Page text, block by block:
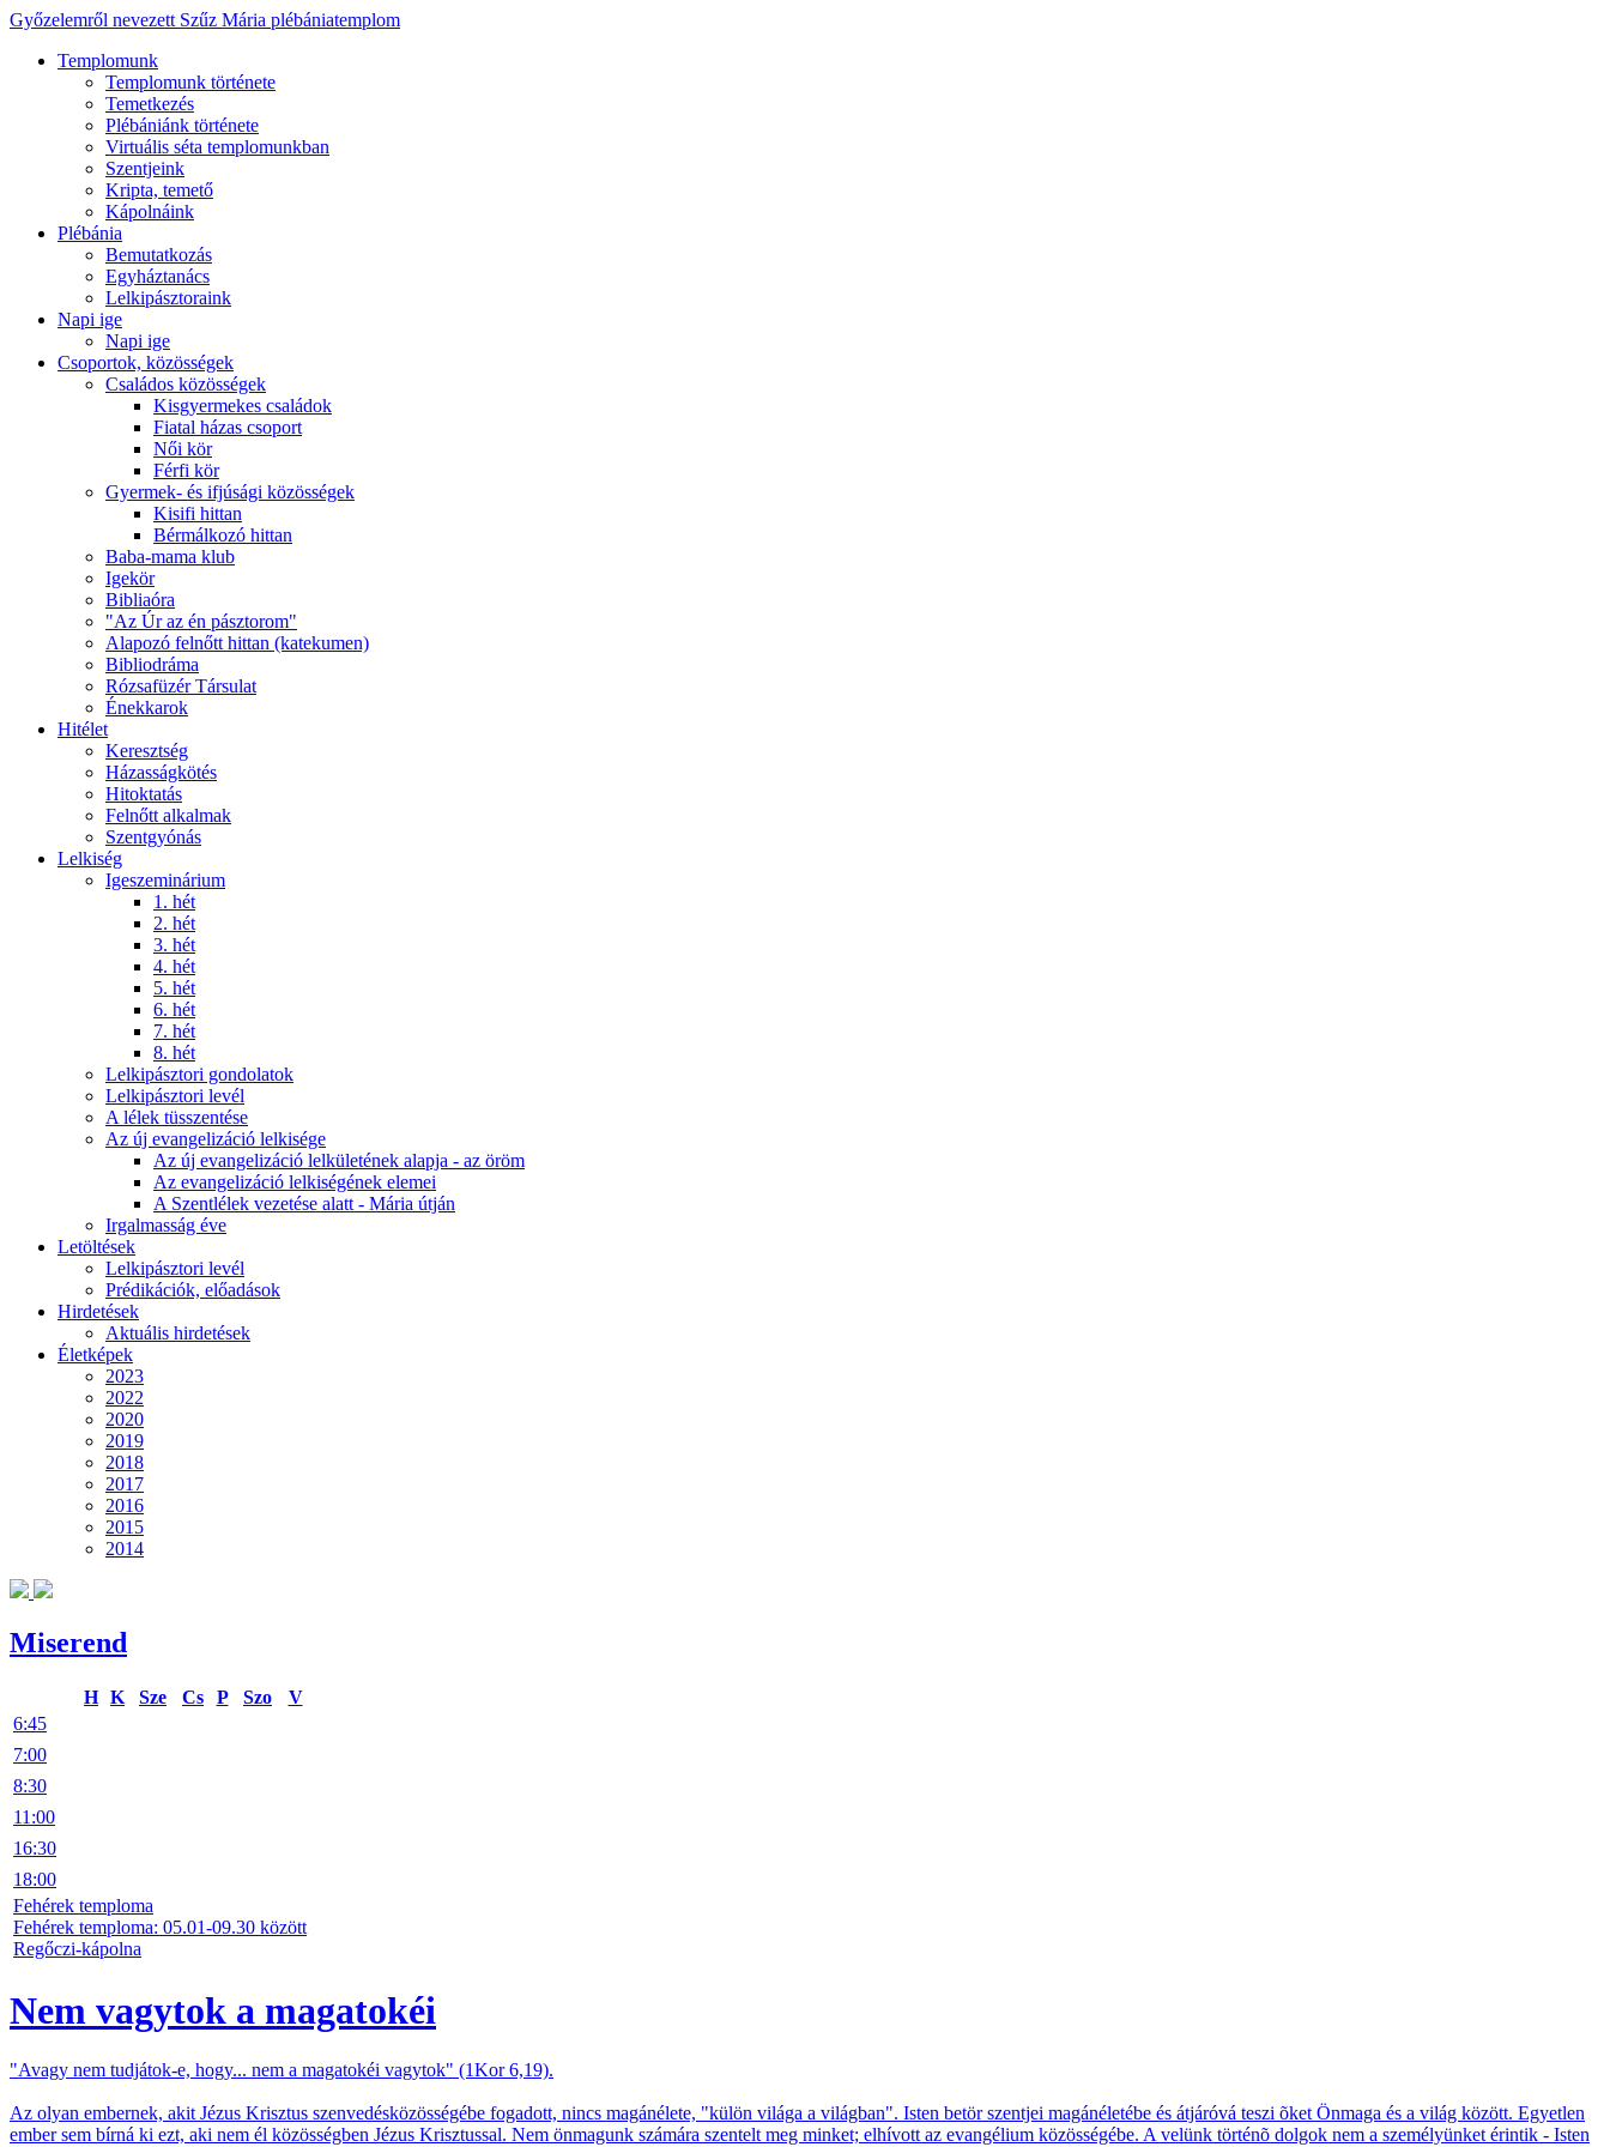
Győzelemről nevezett Szűz Mária plébániatemplom
Templomunk
Templomunk története
Temetkezés
Plébániánk története
Virtuális séta templomunkban
Szentjeink
Kripta, temető
Kápolnáink
Plébánia
Bemutatkozás
Egyháztanács
Lelkipásztoraink
Napi ige
Napi ige
Csoportok, közösségek
Családos közösségek
Kisgyermekes családok
Fiatal házas csoport
Női kör
Férfi kör
Gyermek- és ifjúsági közösségek
Kisifi hittan
Bérmálkozó hittan
Baba-mama klub
Igekör
Bibliaóra
"Az Úr az én pásztorom"
Alapozó felnőtt hittan (katekumen)
Bibliodráma
Rózsafüzér Társulat
Énekkarok
Hitélet
Keresztség
Házasságkötés
Hitoktatás
Felnőtt alkalmak
Szentgyónás
Lelkiség
Igeszeminárium
1. hét
2. hét
3. hét
4. hét
5. hét
6. hét
7. hét
8. hét
Lelkipásztori gondolatok
Lelkipásztori levél
A lélek tüsszentése
Az új evangelizáció lelkisége
Az új evangelizáció lelkületének alapja - az öröm
Az evangelizáció lelkiségének elemei
A Szentlélek vezetése alatt - Mária útján
Irgalmasság éve
Letöltések
Lelkipásztori levél
Prédikációk, előadások
Hirdetések
Aktuális hirdetések
Életképek
2023
2022
2020
2019
2018
2017
2016
2015
2014
Miserend
H K Sze Cs P Szo
V
6:45
7:00
8:30
11:00
16:30
18:00
Fehérek temploma
Fehérek temploma: 05.01-09.30 között
Regőczi-kápolna
Nem vagytok a magatokéi
"Avagy nem tudjátok-e, hogy... nem a magatokéi vagytok" (1Kor 6,19).
Az olyan embernek, akit Jézus Krisztus szenvedésközösségébe fogadott, nincs magánélete, "külön világa a világban". Isten betör szentjei magánéletébe és átjáróvá teszi õket Önmaga és a világ között. Egyetlen
ember sem bírná ki ezt, aki nem él közösségben Jézus Krisztussal. Nem önmagunk számára szentelt meg minket; elhívott az evangélium közösségébe. A velünk történõ dolgok nem a személyünket érintik - Isten